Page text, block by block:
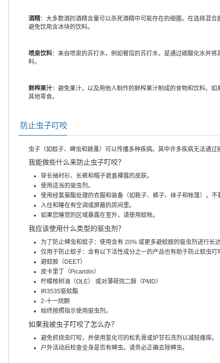
酒精：大多数酒的酒精含量可以杀死酒精中可能存在的细菌。在选择混
避免饮用含冰块的饮料。
喷泉饮料：来自喷泉的苏打水，例如餐馆的苏打水，是通过碳酸化水并
料。
鲜榨果汁：避免果汁，以及用他人制作的鲜榨果汁制成的食物和饮料。
其他零食。
防止虫子叮咬
虫子（如蚊子、蜱虫和跳蚤）可以传播多种疾病。其中许多疾病无法通
我能做些什么来防止虫子叮咬？
穿长袖衬衫、长裤和帽子遮盖裸露的皮肤。
使用适当的驱虫剂。
使用经氯菊酯处理的衣服和装备（如靴子、裤子、袜子和帐篷）。
入住和睡在有空调或屏蔽的房间里。
如果您睡觉的区域暴露在室外，请使用蚊帐。
我应该使用什么类型的驱虫剂？
为了防止蜱虫和蚊子：使用含有 20% 或更多避蚊胺的驱虫剂进行长
仅用于防止蚊子：含有以下活性成分之一的产品也有助于防止蚊虫
避蚊胺（DEET）
皮卡里丁（Picaridin）
柠檬桉树油（OLE） 或对薄荷烷二醇（PMD）
IR3535驱蚊酯
2-十一烷酮
始终按照指示使用驱虫剂。
如果我被虫子叮咬了怎么办？
避免抓挠虫叮咬，并使用氢化可的松乳膏或炉甘石洗剂以减轻瘙痒。
户外活动后检查全身是否有蜱虫。请务必正确去除蜱虫。